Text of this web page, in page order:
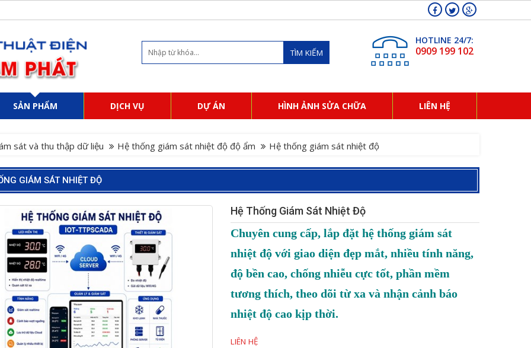
TÌM KIẾM
HOTLINE 24/7:
0909 199 102
SẢN PHẨM DỊCH VỤ DỰ ÁN HÌNH ẢNH SỬA CHỮA LIÊN HỆ
sát và thu thập dữ liệu Hệ thống giám sát nhiệt độ độ ẩm Hệ thống giám sát nhiệt độ
GIÁM SÁT NHIỆT ĐỘ
Hệ Thống Giám Sát Nhiệt Độ
Chuyên cung cấp, lắp đặt hệ thống giám sát
nhiệt độ với giao diện đẹp mắt, nhiều tính năng,
độ bền cao, chống nhiễu cực tốt, phần mềm
tương thích, theo dõi từ xa và nhận cảnh báo
nhiệt độ cao kịp thời.
LIÊN HỆ